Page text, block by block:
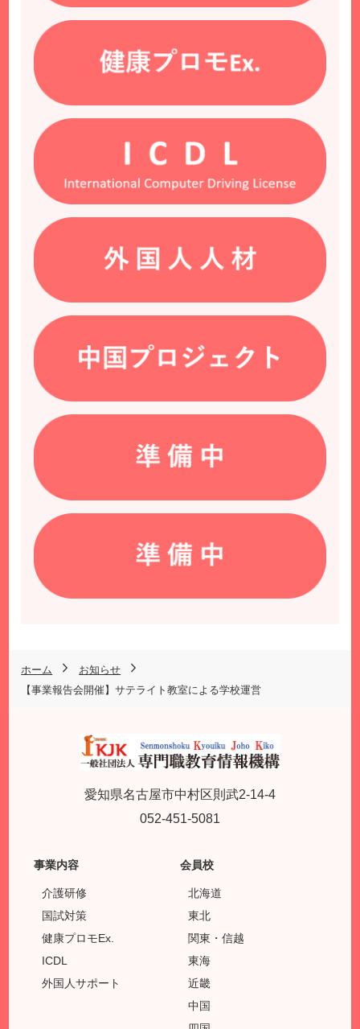
ホーム
お知らせ
【事業報告会開催】サテライト教室による学校運営
愛知県名古屋市中村区則武2-14-4
052-451-5081
事業内容
介護研修
国試対策
健康プロモEx.
ICDL
外国人サポート
会員校
北海道
東北
関東・信越
東海
近畿
中国